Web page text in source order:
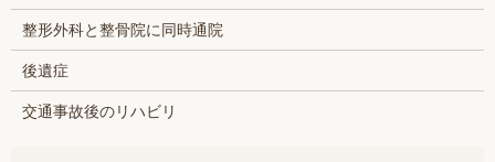
整形外科と整骨院に同時通院
後遺症
交通事故後のリハビリ